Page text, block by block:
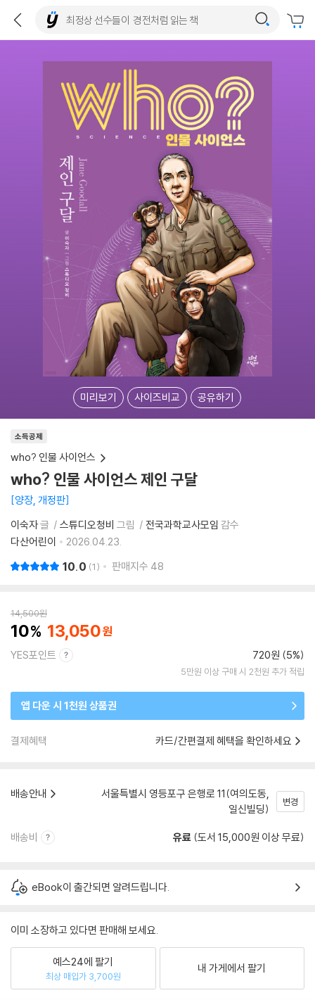
미리보기 사이즈비교 공유하기
소득공제
who? 인물 사이언스
who? 인물 사이언스 제인 구달
양장, 개정판
이숙자글 스튜디오청비 그림 전국과학교사모임 감수
다산어린이
2026.04.23.
10.0 1 판매지수 48
14,500원
10 13,050
YES포인트 720원 (5%)
5만원 이상 구매 시 2천원 추가 적립
앱 다운 시 1천원 상품권
결제혜택 카드/간편결제 혜택을 확인하세요
배송안내
서울특별시 영등포구 은행로 11(여의도동,
일신빌딩)
변경
배송비 유료 (도서 15,000원 이상 무료)
eBook이 출간되면 알려드립니다.
이미 소장하고 있다면 판매해 보세요.
예스24에 팔기
최상 매입가 3,700원
내 가게에서 팔기